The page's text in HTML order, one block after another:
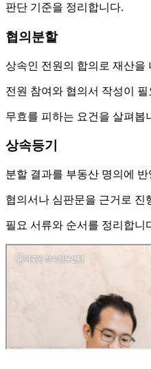
판단 기준을 정리합니다.
협의분할
상속인 전원의 합의로 재산을
전원 참여와 협의서 작성이 필
무효를 피하는 요건을 살펴봅
상속등기
분할 결과를 부동산 명의에
협의서나 심판문을 근거로 진
필요 서류와 순서를 정리합니